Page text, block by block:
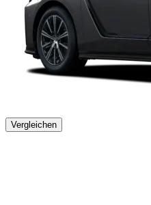
Vergleichen